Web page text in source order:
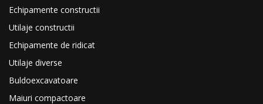
Echipamente constructii
Utilaje constructii
Echipamente de ridicat
Utilaje diverse
Buldoexcavatoare
Maiuri compactoare